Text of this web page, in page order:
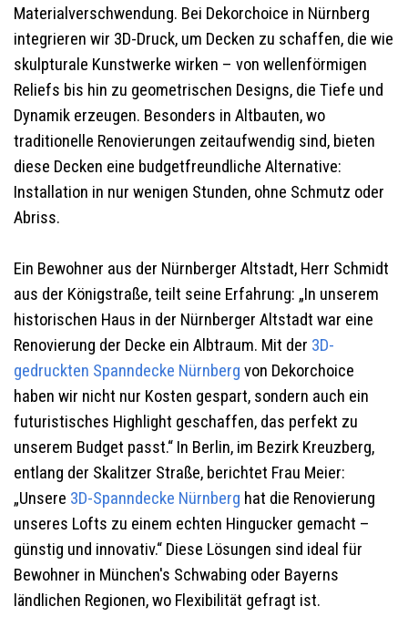
Materialverschwendung. Bei Dekorchoice in Nürnberg
integrieren wir 3D-Druck, um Decken zu schaffen, die wie
skulpturale Kunstwerke wirken – von wellenförmigen
Reliefs bis hin zu geometrischen Designs, die Tiefe und
Dynamik erzeugen. Besonders in Altbauten, wo
traditionelle Renovierungen zeitaufwendig sind, bieten
diese Decken eine budgetfreundliche Alternative:
Installation in nur wenigen Stunden, ohne Schmutz oder
Abriss.
Ein Bewohner aus der Nürnberger Altstadt, Herr Schmidt
aus der Königstraße, teilt seine Erfahrung: „In unserem
historischen Haus in der Nürnberger Altstadt war eine
Renovierung der Decke ein Albtraum. Mit der 3D-
gedruckten Spanndecke Nürnberg von Dekorchoice
haben wir nicht nur Kosten gespart, sondern auch ein
futuristisches Highlight geschaffen, das perfekt zu
unserem Budget passt.“ In Berlin, im Bezirk Kreuzberg,
entlang der Skalitzer Straße, berichtet Frau Meier:
„Unsere 3D-Spanndecke Nürnberg hat die Renovierung
unseres Lofts zu einem echten Hingucker gemacht –
günstig und innovativ.“ Diese Lösungen sind ideal für
Bewohner in München's Schwabing oder Bayerns
ländlichen Regionen, wo Flexibilität gefragt ist.